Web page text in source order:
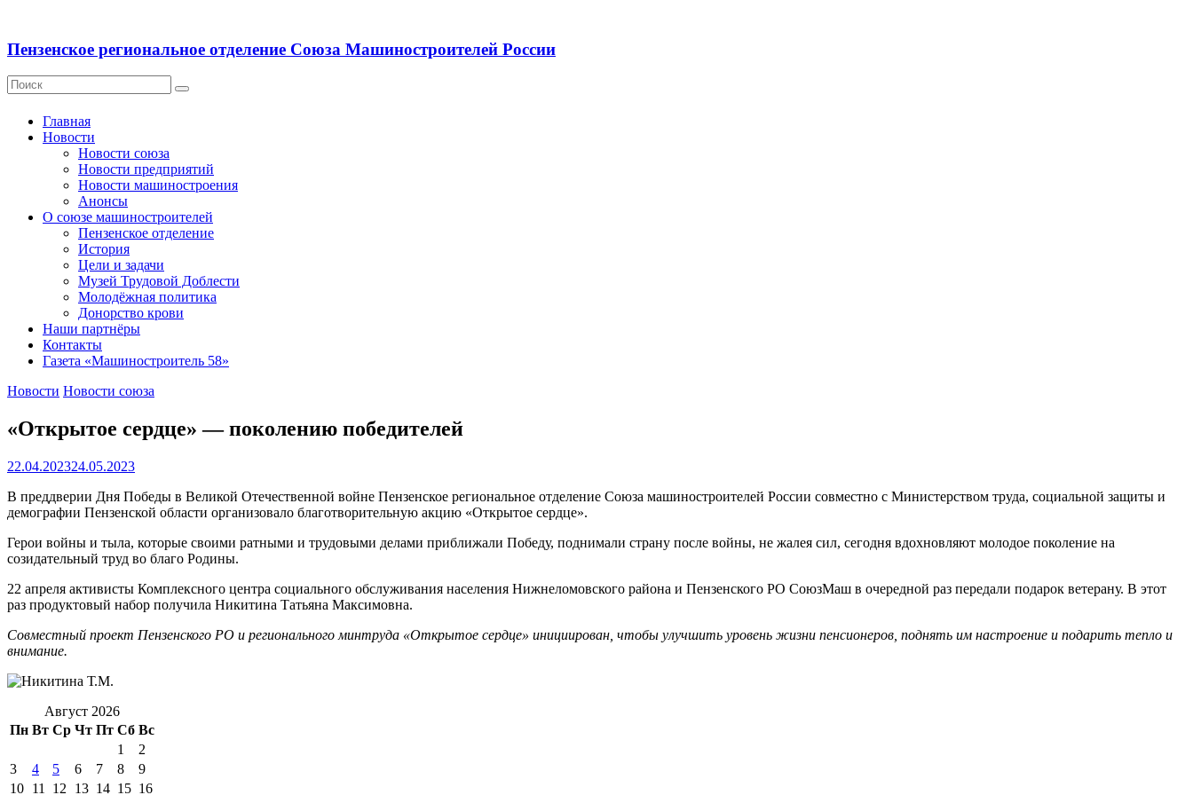
Пензенское региональное отделение Союза Машиностроителей России
Главная
Новости
Новости союза
Новости предприятий
Новости машиностроения
Анонсы
О союзе машиностроителей
Пензенское отделение
История
Цели и задачи
Музей Трудовой Доблести
Молодёжная политика
Донорство крови
Наши партнёры
Контакты
Газета «Машиностроитель 58»
Новости Новости союза
«Открытое сердце» — поколению победителей
22.04.202324.05.2023
В преддверии Дня Победы в Великой Отечественной войне Пензенское региональное отделение Союза машиностроителей России совместно с Министерством труда, социальной защиты и
демографии Пензенской области организовало благотворительную акцию «Открытое сердце».
Герои войны и тыла, которые своими ратными и трудовыми делами приближали Победу, поднимали страну после войны, не жалея сил, сегодня вдохновляют молодое поколение на
созидательный труд во благо Родины.
22 апреля активисты Комплексного центра социального обслуживания населения Нижнеломовского района и Пензенского РО СоюзМаш в очередной раз передали подарок ветерану. В этот
раз продуктовый набор получила Никитина Татьяна Максимовна.
Совместный проект Пензенского РО и регионального минтруда «Открытое сердце» инициирован, чтобы улучшить уровень жизни пенсионеров, поднять им настроение и подарить тепло и
внимание.
Август 2026
Пн Вт Ср Чт Пт Сб Вс
1
2
3
4 5 6 7 8
9
10 11 12 13 14 15 16